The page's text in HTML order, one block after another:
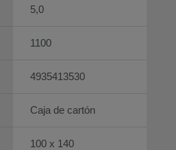
5,0
1100
4935413530
Caja de cartón
100 x 140